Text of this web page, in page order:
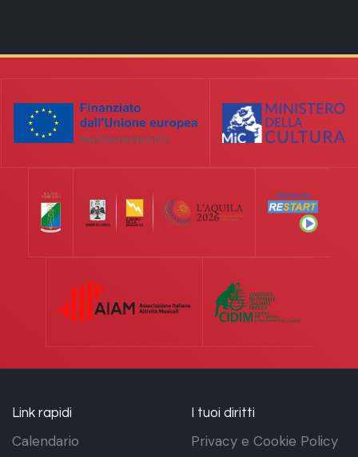
Link rapidi
Calendario
I tuoi diritti
Privacy e Cookie Policy